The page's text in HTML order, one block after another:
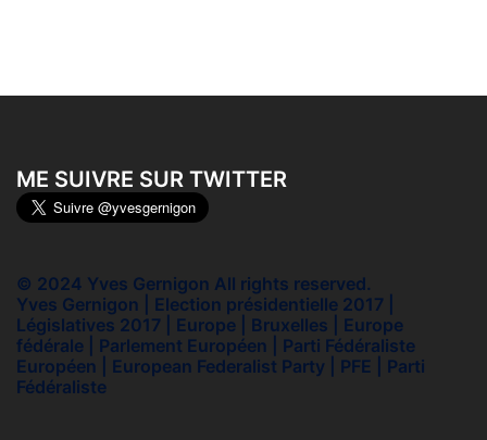
ME SUIVRE SUR TWITTER
© 2024 Yves Gernigon All rights reserved.
Yves Gernigon | Election présidentielle 2017 |
Législatives 2017 | Europe | Bruxelles | Europe
fédérale | Parlement Européen | Parti Fédéraliste
Européen | European Federalist Party | PFE | Parti
Fédéraliste